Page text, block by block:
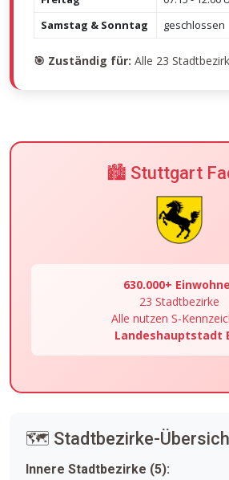
Samstag & Sonntag
geschlossen
🎯 Zuständig für: Alle 23
🏙️ Stuttgart
630.000+
23 Stadtbezirke
Alle nutzen S-
Landeshauptstadt
🗺️ Stadtbezirke-
Innere Stadtbezirke (5):